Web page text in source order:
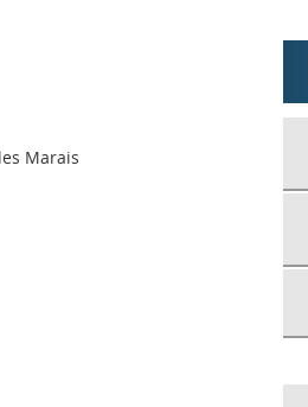
Marais